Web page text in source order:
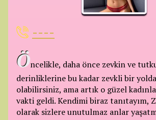
----
Öncelikle, daha önce zevkin ve
derinliklerine bu kadar zevkli bir
olabilirsiniz, ama artık o güzel
vakti geldi. Kendimi biraz tanıtayım,
olarak sizlere unutulmaz anlar